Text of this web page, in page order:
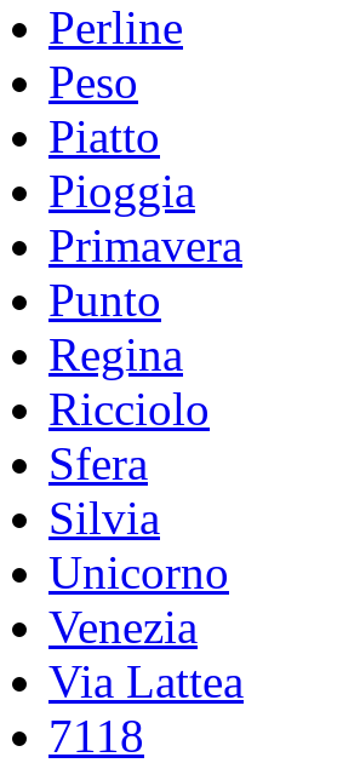
Perline
Peso
Piatto
Pioggia
Primavera
Punto
Regina
Ricciolo
Sfera
Silvia
Unicorno
Venezia
Via Lattea
7118